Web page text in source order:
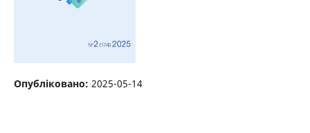
Опубліковано: 2025-05-14